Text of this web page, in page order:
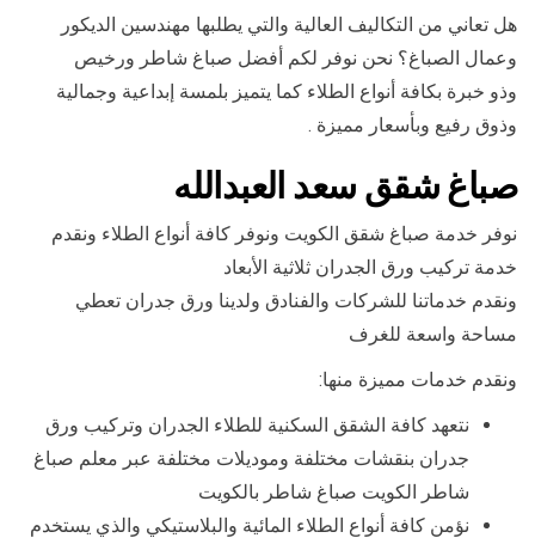
هل تعاني من التكاليف العالية والتي يطلبها مهندسين الديكور
وعمال الصباغ؟ نحن نوفر لكم أفضل صباغ شاطر ورخيص
وذو خبرة بكافة أنواع الطلاء كما يتميز بلمسة إبداعية وجمالية
وذوق رفيع وبأسعار مميزة .
صباغ شقق سعد العبدالله
نوفر خدمة صباغ شقق الكويت ونوفر كافة أنواع الطلاء ونقدم
خدمة تركيب ورق الجدران ثلاثية الأبعاد
ونقدم خدماتنا للشركات والفنادق ولدينا ورق جدران تعطي
مساحة واسعة للغرف
ونقدم خدمات مميزة منها:
نتعهد كافة الشقق السكنية للطلاء الجدران وتركيب ورق
جدران بنقشات مختلفة وموديلات مختلفة عبر معلم صباغ
شاطر الكويت صباغ شاطر بالكويت
نؤمن كافة أنواع الطلاء المائية والبلاستيكي والذي يستخدم